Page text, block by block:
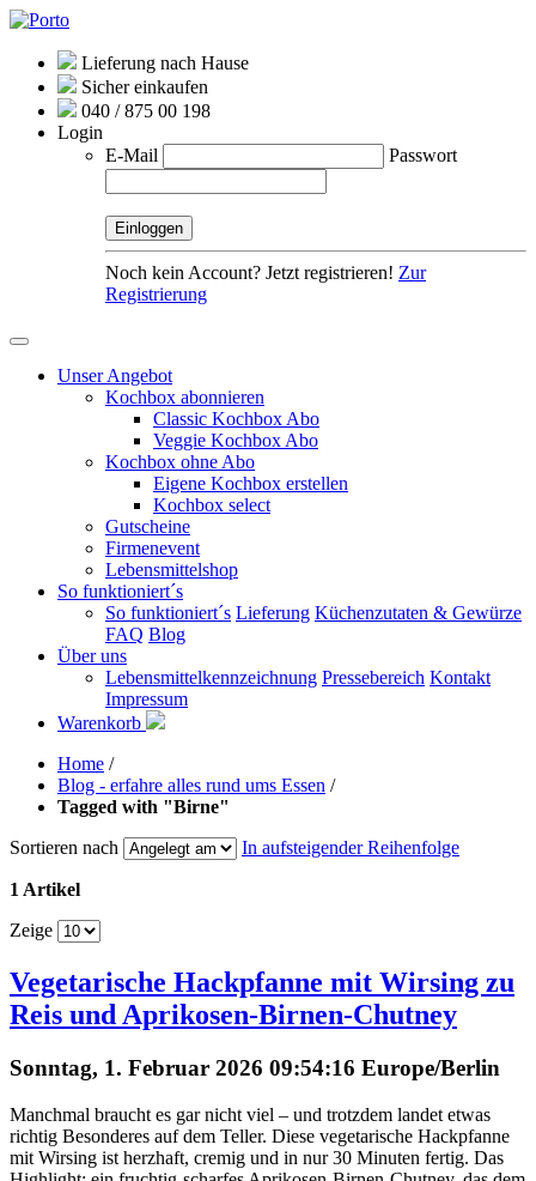
Lieferung nach Hause
Sicher einkaufen
040 / 875 00 198
Login
E-Mail
Passwort
Noch kein Account? Jetzt registrieren! Zur
Registrierung
Unser Angebot
Kochbox abonnieren
Classic Kochbox Abo
Veggie Kochbox Abo
Kochbox ohne Abo
Eigene Kochbox erstellen
Kochbox select
Gutscheine
Firmenevent
Lebensmittelshop
So funktioniert´s
So funktioniert´s Lieferung Küchenzutaten & Gewürze
FAQ Blog
Über uns
Lebensmittelkennzeichnung Pressebereich Kontakt
Impressum
Warenkorb
Home /
Blog - erfahre alles rund ums Essen /
Tagged with "Birne"
Sortieren nach
In aufsteigender Reihenfolge
1 Artikel
Zeige
Vegetarische Hackpfanne mit Wirsing zu
Reis und Aprikosen-Birnen-Chutney
Sonntag, 1. Februar 2026 09:54:16 Europe/Berlin
Manchmal braucht es gar nicht viel – und trotzdem landet etwas
richtig Besonderes auf dem Teller. Diese vegetarische Hackpfanne
mit Wirsing ist herzhaft, cremig und in nur 30 Minuten fertig. Das